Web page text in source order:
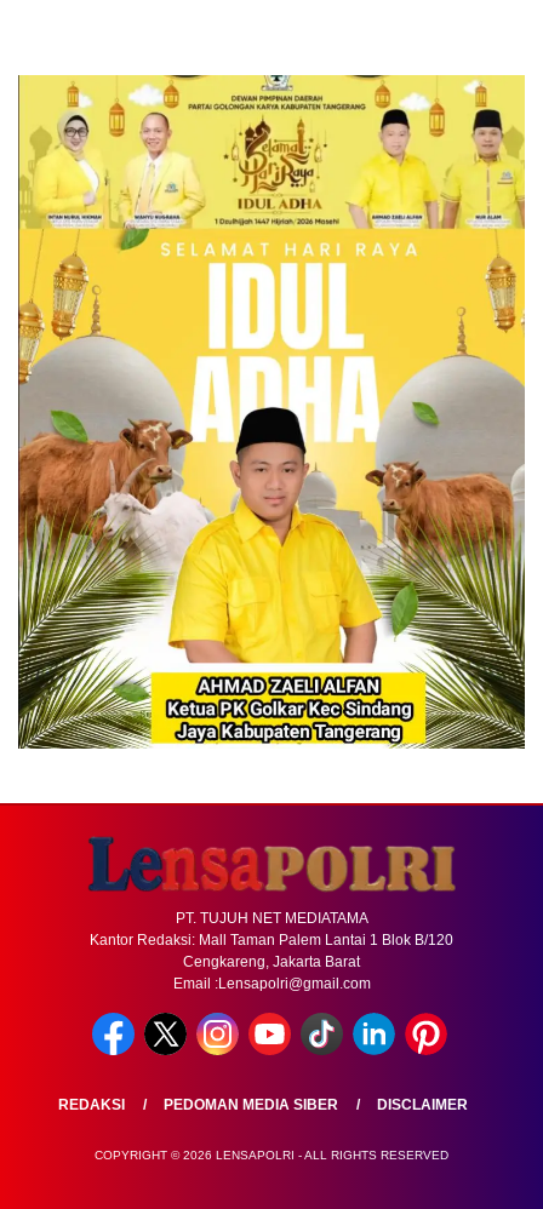
PT. TUJUH NET MEDIATAMA
Kantor Redaksi: Mall Taman Palem Lantai 1 Blok B/120
Cengkareng, Jakarta Barat
Email :Lensapolri@gmail.com
REDAKSI PEDOMAN MEDIA SIBER DISCLAIMER
COPYRIGHT © 2026 LENSAPOLRI - ALL RIGHTS RESERVED